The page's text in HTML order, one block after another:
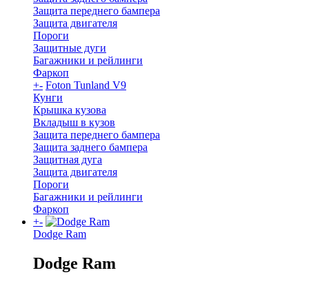
Защита переднего бампера
Защита двигателя
Пороги
Защитные дуги
Багажники и рейлинги
Фаркоп
+- Foton Tunland V9
Кунги
Крышка кузова
Вкладыш в кузов
Защита переднего бампера
Защита заднего бампера
Защитная дуга
Защита двигателя
Пороги
Багажники и рейлинги
Фаркоп
+-
Dodge Ram
Dodge Ram